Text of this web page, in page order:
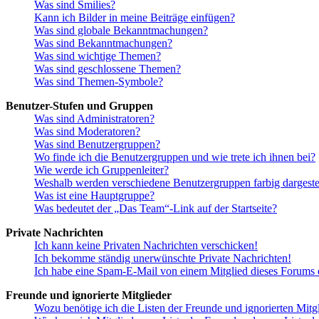
Was sind Smilies?
Kann ich Bilder in meine Beiträge einfügen?
Was sind globale Bekanntmachungen?
Was sind Bekanntmachungen?
Was sind wichtige Themen?
Was sind geschlossene Themen?
Was sind Themen-Symbole?
Benutzer-Stufen und Gruppen
Was sind Administratoren?
Was sind Moderatoren?
Was sind Benutzergruppen?
Wo finde ich die Benutzergruppen und wie trete ich ihnen bei?
Wie werde ich Gruppenleiter?
Weshalb werden verschiedene Benutzergruppen farbig
Was ist eine Hauptgruppe?
Was bedeutet der „Das Team“-Link auf der Startseite?
Private Nachrichten
Ich kann keine Privaten Nachrichten verschicken!
Ich bekomme ständig unerwünschte Private Nachrichten!
Ich habe eine Spam-E-Mail von einem Mitglied dieses Forums
Freunde und ignorierte Mitglieder
Wozu benötige ich die Listen der Freunde und ignorierten